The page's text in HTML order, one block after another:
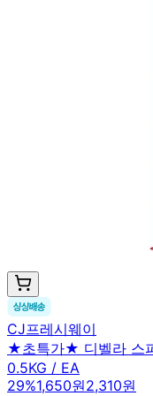
CJ프레시웨이
★초특가★ 디벨라 스
0.5KG / EA
29%1,650원2,310원